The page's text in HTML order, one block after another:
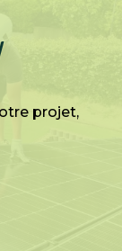
projet,